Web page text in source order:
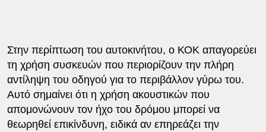
Στην περίπτωση του αυτοκινήτου, ο ΚΟΚ απαγορεύει
τη χρήση συσκευών που περιορίζουν την πλήρη
αντίληψη του οδηγού για το περιβάλλον γύρω του.
Αυτό σημαίνει ότι η χρήση ακουστικών που
απομονώνουν τον ήχο του δρόμου μπορεί να
θεωρηθεί επικίνδυνη, ειδικά αν επηρεάζει την